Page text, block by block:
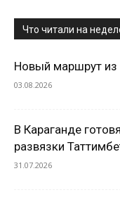
Что читали на
Новый маршрут из
03.08.2026
В Караганде
развязки
31.07.2026